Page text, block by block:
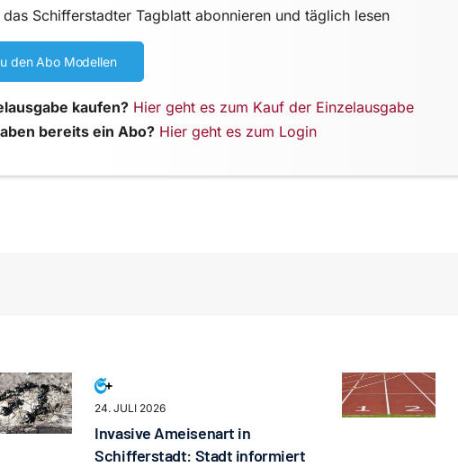
Schifferstadter Tagblatt abonnieren und täglich lesen
den Abo Modellen
kaufen? Hier geht es zum Kauf der Einzelausgabe
bereits ein Abo? Hier geht es zum Login
24. JULI 2026
Invasive Ameisenart in
Schifferstadt: Stadt informiert